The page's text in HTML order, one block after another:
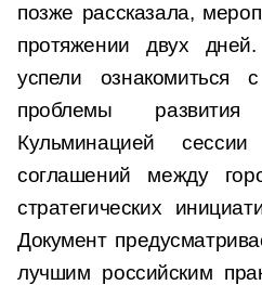
позже рассказала,
протяжении двух
успели ознакомиться
проблемы
Кульминацией
соглашений между
стратегических
Документ
лучшим российским